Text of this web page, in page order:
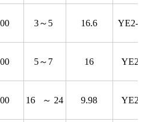
3～5 16.6 YE2-
5～7 16
16 ～ 24 9.98